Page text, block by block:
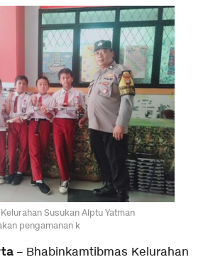
Susukan Aiptu Yatman
pengamanan k
– Bhabinkamtibmas Kelurahan